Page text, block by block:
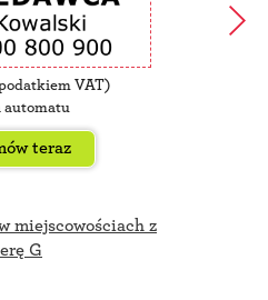
podatkiem VAT)
automatu
teraz
miejscowościach z
G